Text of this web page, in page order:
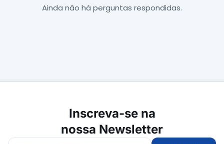
Ainda não há perguntas respondidas.
Inscreva-se na
nossa Newsletter